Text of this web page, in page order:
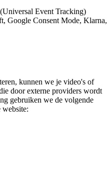
Event Tracking)
Google Consent Mode, Klarna,
kunnen we je video's of
door externe providers wordt
gebruiken we de volgende
website: